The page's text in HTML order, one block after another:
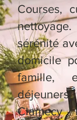
Courses,
sérénité
domicile
famille,
Clamecy -